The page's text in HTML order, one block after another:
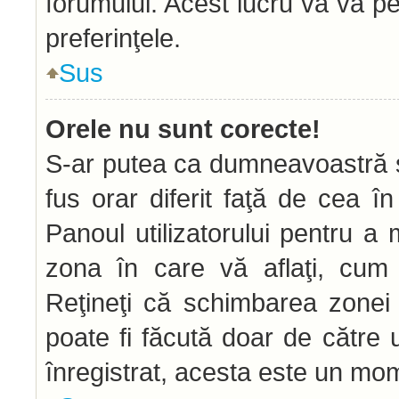
preferinţele.
Sus
Orele nu sunt corecte!
S-ar putea ca
fus orar diferit faţă de cea
Panoul utilizatorului pentru a
zona în care vă aflaţi,
Reţineţi că schimbarea
poate fi făcută doar de către
înregistrat, acesta este un